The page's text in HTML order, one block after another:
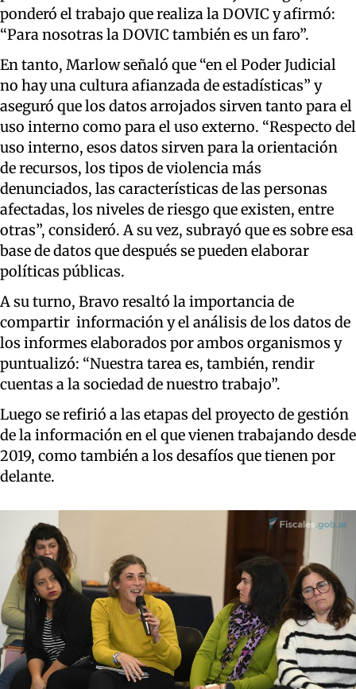
ponderó el trabajo que realiza la DOVIC y afirmó:
“Para nosotras la DOVIC también es un faro”.
En tanto, Marlow señaló que “en el Poder Judicial
no hay una cultura afianzada de estadísticas” y
aseguró que los datos arrojados sirven tanto para el
uso interno como para el uso externo. “Respecto del
uso interno, esos datos sirven para la orientación
de recursos, los tipos de violencia más
denunciados, las características de las personas
afectadas, los niveles de riesgo que existen, entre
otras”, consideró. A su vez, subrayó que es sobre esa
base de datos que después se pueden elaborar
políticas públicas.
A su turno, Bravo resaltó la importancia de
compartir información y el análisis de los datos de
los informes elaborados por ambos organismos y
puntualizó: “Nuestra tarea es, también, rendir
cuentas a la sociedad de nuestro trabajo”.
Luego se refirió a las etapas del proyecto de gestión
de la información en el que vienen trabajando desde
2019, como también a los desafíos que tienen por
delante.